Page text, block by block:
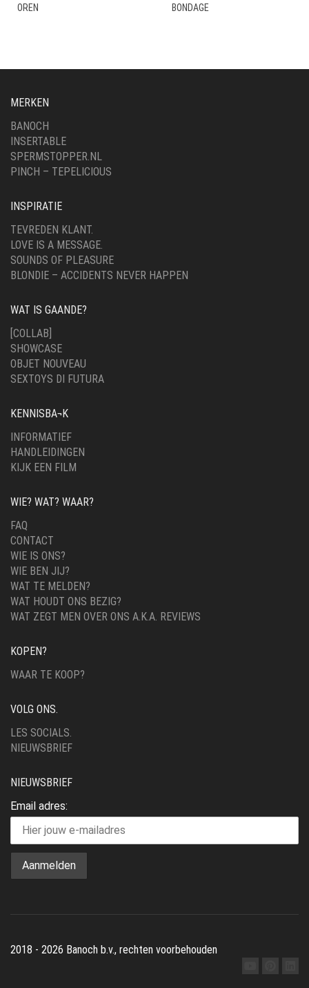
OREN BONDAGE
MERKEN
BANOCH
INSERTABLE
SPERMSTOPPER.NL
PINCH – TEPELICIOUS
INSPIRATIE
TEVREDEN KLANT.
LOVE IS A MESSAGE.
SOUNDS OF PLEASURE
BLONDIE – ACCIDENTS NEVER HAPPEN
WAT IS GAANDE?
[COLLAB]
SHOWCASE
OBJET NOUVEAU
SEXTOYS DI FUTURA
KENNISBA¬K
INFORMATIEF
HANDLEIDINGEN
KIJK EEN FILM
WIE? WAT? WAAR?
FAQ
CONTACT
WIE IS ONS?
WIE BEN JIJ?
WAT TE MELDEN?
WAT HOUDT ONS BEZIG?
WAT ZEGT MEN OVER ONS A.K.A. REVIEWS
KOPEN?
WAAR TE KOOP?
VOLG ONS.
LES SOCIALS.
NIEUWSBRIEF
NIEUWSBRIEF
Email adres:
2018 - 2026 Banoch b.v., rechten voorbehouden